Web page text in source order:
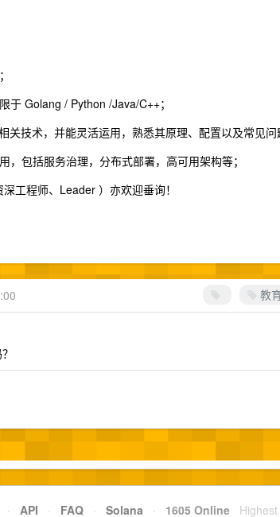
于 Golang / Python /Java/C++；
技术，并能灵活运用，熟悉其原理、配置以及常见问
包括服务治理，分布式部署，高可用架构等；
工程师、Leader ）亦欢迎垂询！
教
· API · FAQ · Solana · 1605 Online